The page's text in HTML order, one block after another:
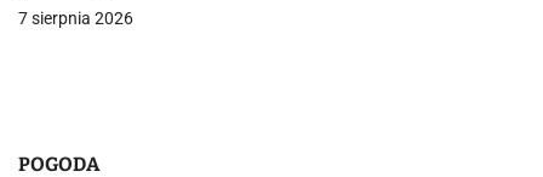
u
7 sierpnia 2026
POGODA